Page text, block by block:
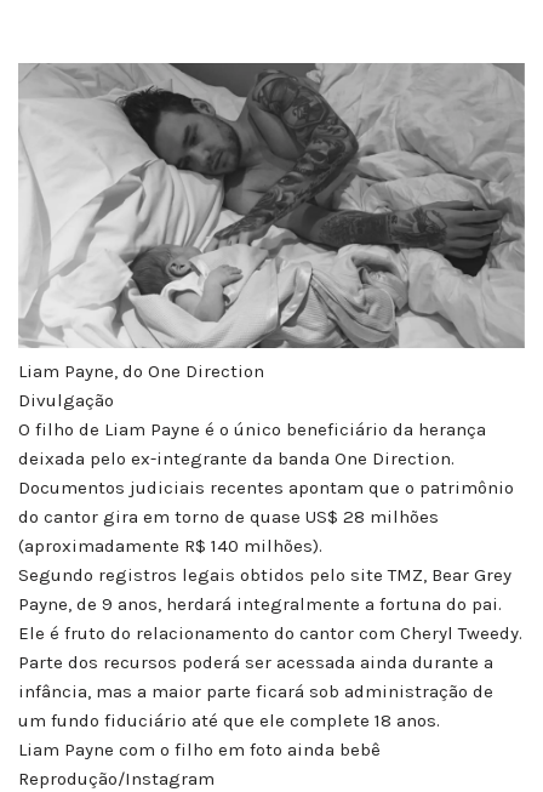
Liam Payne, do One Direction
Divulgação
O filho de Liam Payne é o único beneficiário da herança
deixada pelo ex-integrante da banda One Direction.
Documentos judiciais recentes apontam que o patrimônio
do cantor gira em torno de quase US$ 28 milhões
(aproximadamente R$ 140 milhões).
Segundo registros legais obtidos pelo site TMZ, Bear Grey
Payne, de 9 anos, herdará integralmente a fortuna do pai.
Ele é fruto do relacionamento do cantor com Cheryl Tweedy.
Parte dos recursos poderá ser acessada ainda durante a
infância, mas a maior parte ficará sob administração de
um fundo fiduciário até que ele complete 18 anos.
Liam Payne com o filho em foto ainda bebê
Reprodução/Instagram